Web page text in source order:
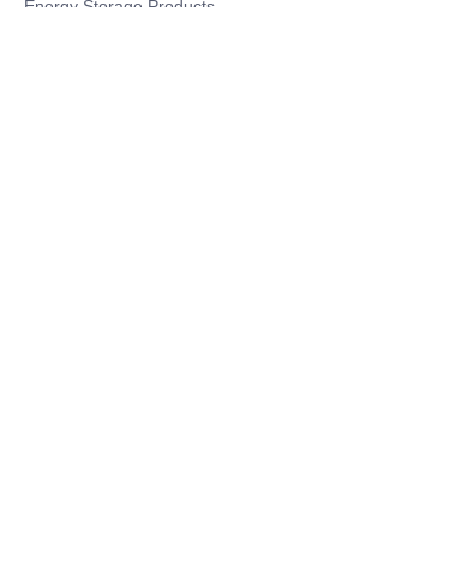
Energy Storage Products